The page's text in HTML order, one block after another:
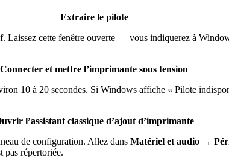
Extraire le pilote
cette fenêtre ouverte — vous indiquerez à
Connecter et mettre l’imprimante sous tension
10 à 20 secondes. Si Windows affiche « Pilote
l’assistant classique d’ajout d’imprimante
de configuration. Allez dans Matériel et audio →
pas répertoriée.